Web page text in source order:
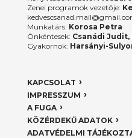
Zenei programok vezetője:
Munkatárs: Korosa Petra
Önkéntesek: Csanádi
Gyakornok: Harsányi-
KAPCSOLAT
IMPRESSZUM
A FUGA
KÖZÉRDEKŰ ADATOK
ADATVÉDELMI